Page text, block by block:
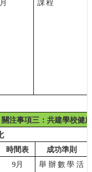
月
課程
關注事項三：共建學校健
時間表
成功準則
9月
舉辦數學活